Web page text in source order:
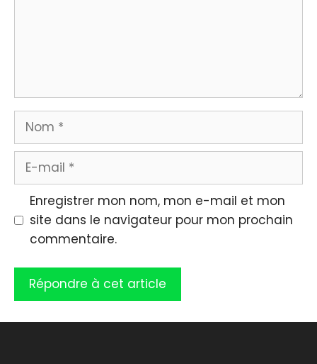
Nom
Enregistrer mon nom, mon e-mail et mon
site dans le navigateur pour mon prochain
commentaire.